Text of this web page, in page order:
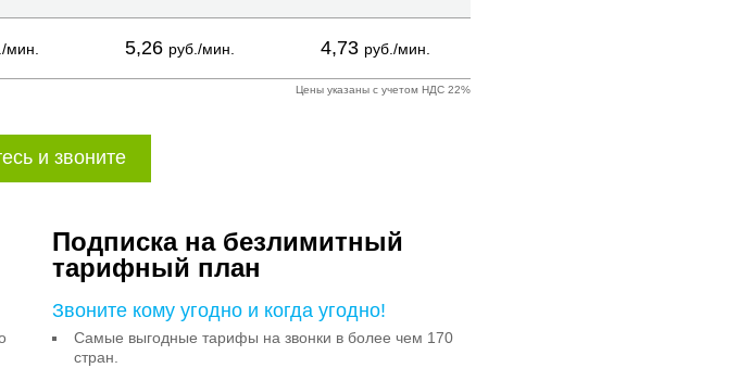
мин. 5,26 руб./мин. 4,73 руб./мин.
Цены указаны с учетом НДС 22%
и звоните
Подписка на безлимитный
тарифный план
Звоните кому угодно и когда угодно!
Самые выгодные тарифы на звонки в более чем 170
стран.